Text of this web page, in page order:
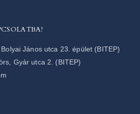
János utca 23. épület (BITEP)
Gyár utca 2. (BITEP)